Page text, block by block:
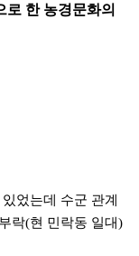
한 농경문화의
었는데 수군 관계
락(현 민락동 일대)